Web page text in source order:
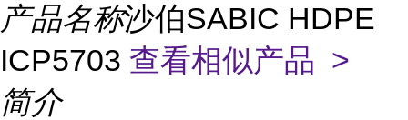
产品名称沙伯SABIC HDPE
ICP5703 查看相似产品 >
简介